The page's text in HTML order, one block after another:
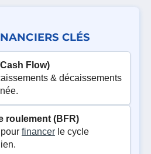
CLÉS
Flow)
& décaissements
roulement (BFR)
financer le cycle